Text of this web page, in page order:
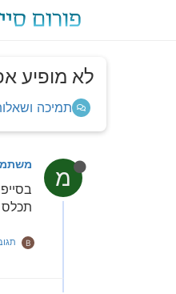
לא מופיע
תמיכה
מ
תכלס
B